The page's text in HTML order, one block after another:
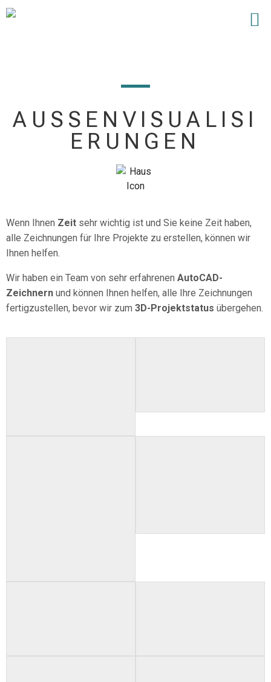
AUSSENVISUALISI
ERUNGEN
Wenn Ihnen Zeit sehr wichtig ist und Sie keine Zeit haben,
alle Zeichnungen für Ihre Projekte zu erstellen, können wir
Ihnen helfen.
Wir haben ein Team von sehr erfahrenen AutoCAD-
Zeichnern und können Ihnen helfen, alle Ihre Zeichnungen
fertigzustellen, bevor wir zum 3D-Projektstatus übergehen.